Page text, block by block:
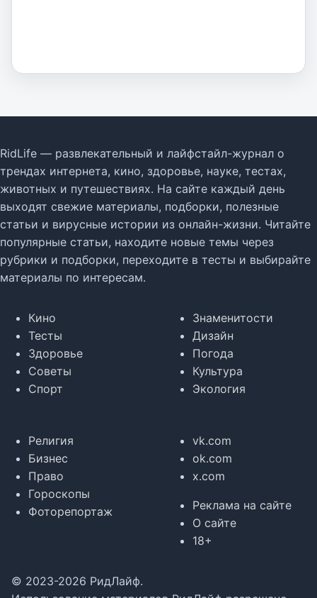
RidLife — развлекательный и лайфстайл-журнал о
трендах интернета, кино, здоровье, науке, тестах,
животных и путешествиях. На сайте каждый день
выходят свежие материалы, подборки, полезные
статьи и вирусные истории из онлайн-жизни. Читайте
популярные статьи, находите новые темы через
рубрики и подборки, переходите в тесты и выбирайте
материалы по интересам.
Кино
Тесты
Здоровье
Советы
Спорт
Знаменитости
Дизайн
Погода
Культура
Экология
Религия
Бизнес
Право
Гороскопы
Фоторепортаж
vk.com
ok.com
x.com
Реклама на сайте
О сайте
18+
© 2023-2026 РидЛайф.